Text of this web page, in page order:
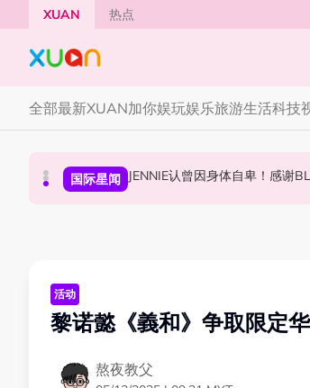
Skip to main content
XUAN 热点
全部最新XUAN加你娱玩娱乐旅游生活科技
中港台新 网传周杰伦有私生子！杰威尔
国际星闻 JENNIE认曾因身体自卑！感谢
中港台新 高海宁马国明新剧被指抄袭韩剧
活动
黎诺懿《義和》争取限定
熬夜教父